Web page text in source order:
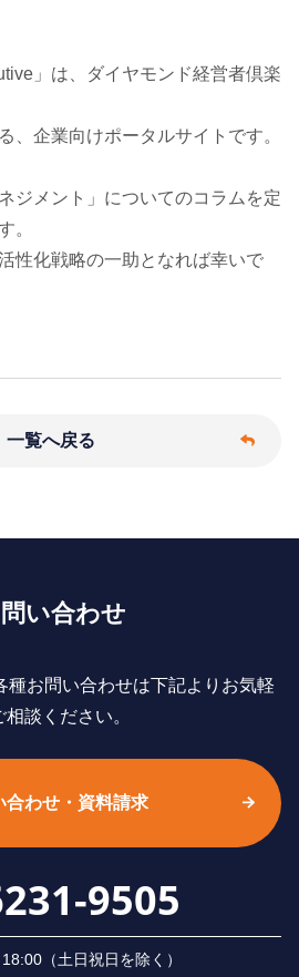
」は、ダイヤモンド経営者倶楽
企業向けポータルサイトです。
ジメント」についてのコラムを定
。
性化戦略の一助となれば幸いで
一覧へ戻る
い合わせ
種お問い合わせは下記よりお気軽
相談ください。
合わせ・資料請求
9505
（⼟⽇祝⽇を除く）